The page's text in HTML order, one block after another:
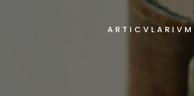
ARTICVLARIVM